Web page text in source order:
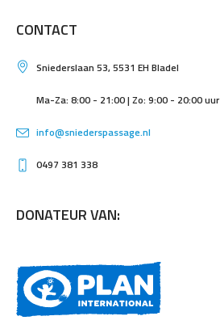
CONTACT
Sniederslaan 53, 5531 EH Bladel
Ma-Za: 8:00 - 21:00 | Zo: 9:00 - 20:00 uur
info@sniederspassage.nl
0497 381 338
DONATEUR VAN: